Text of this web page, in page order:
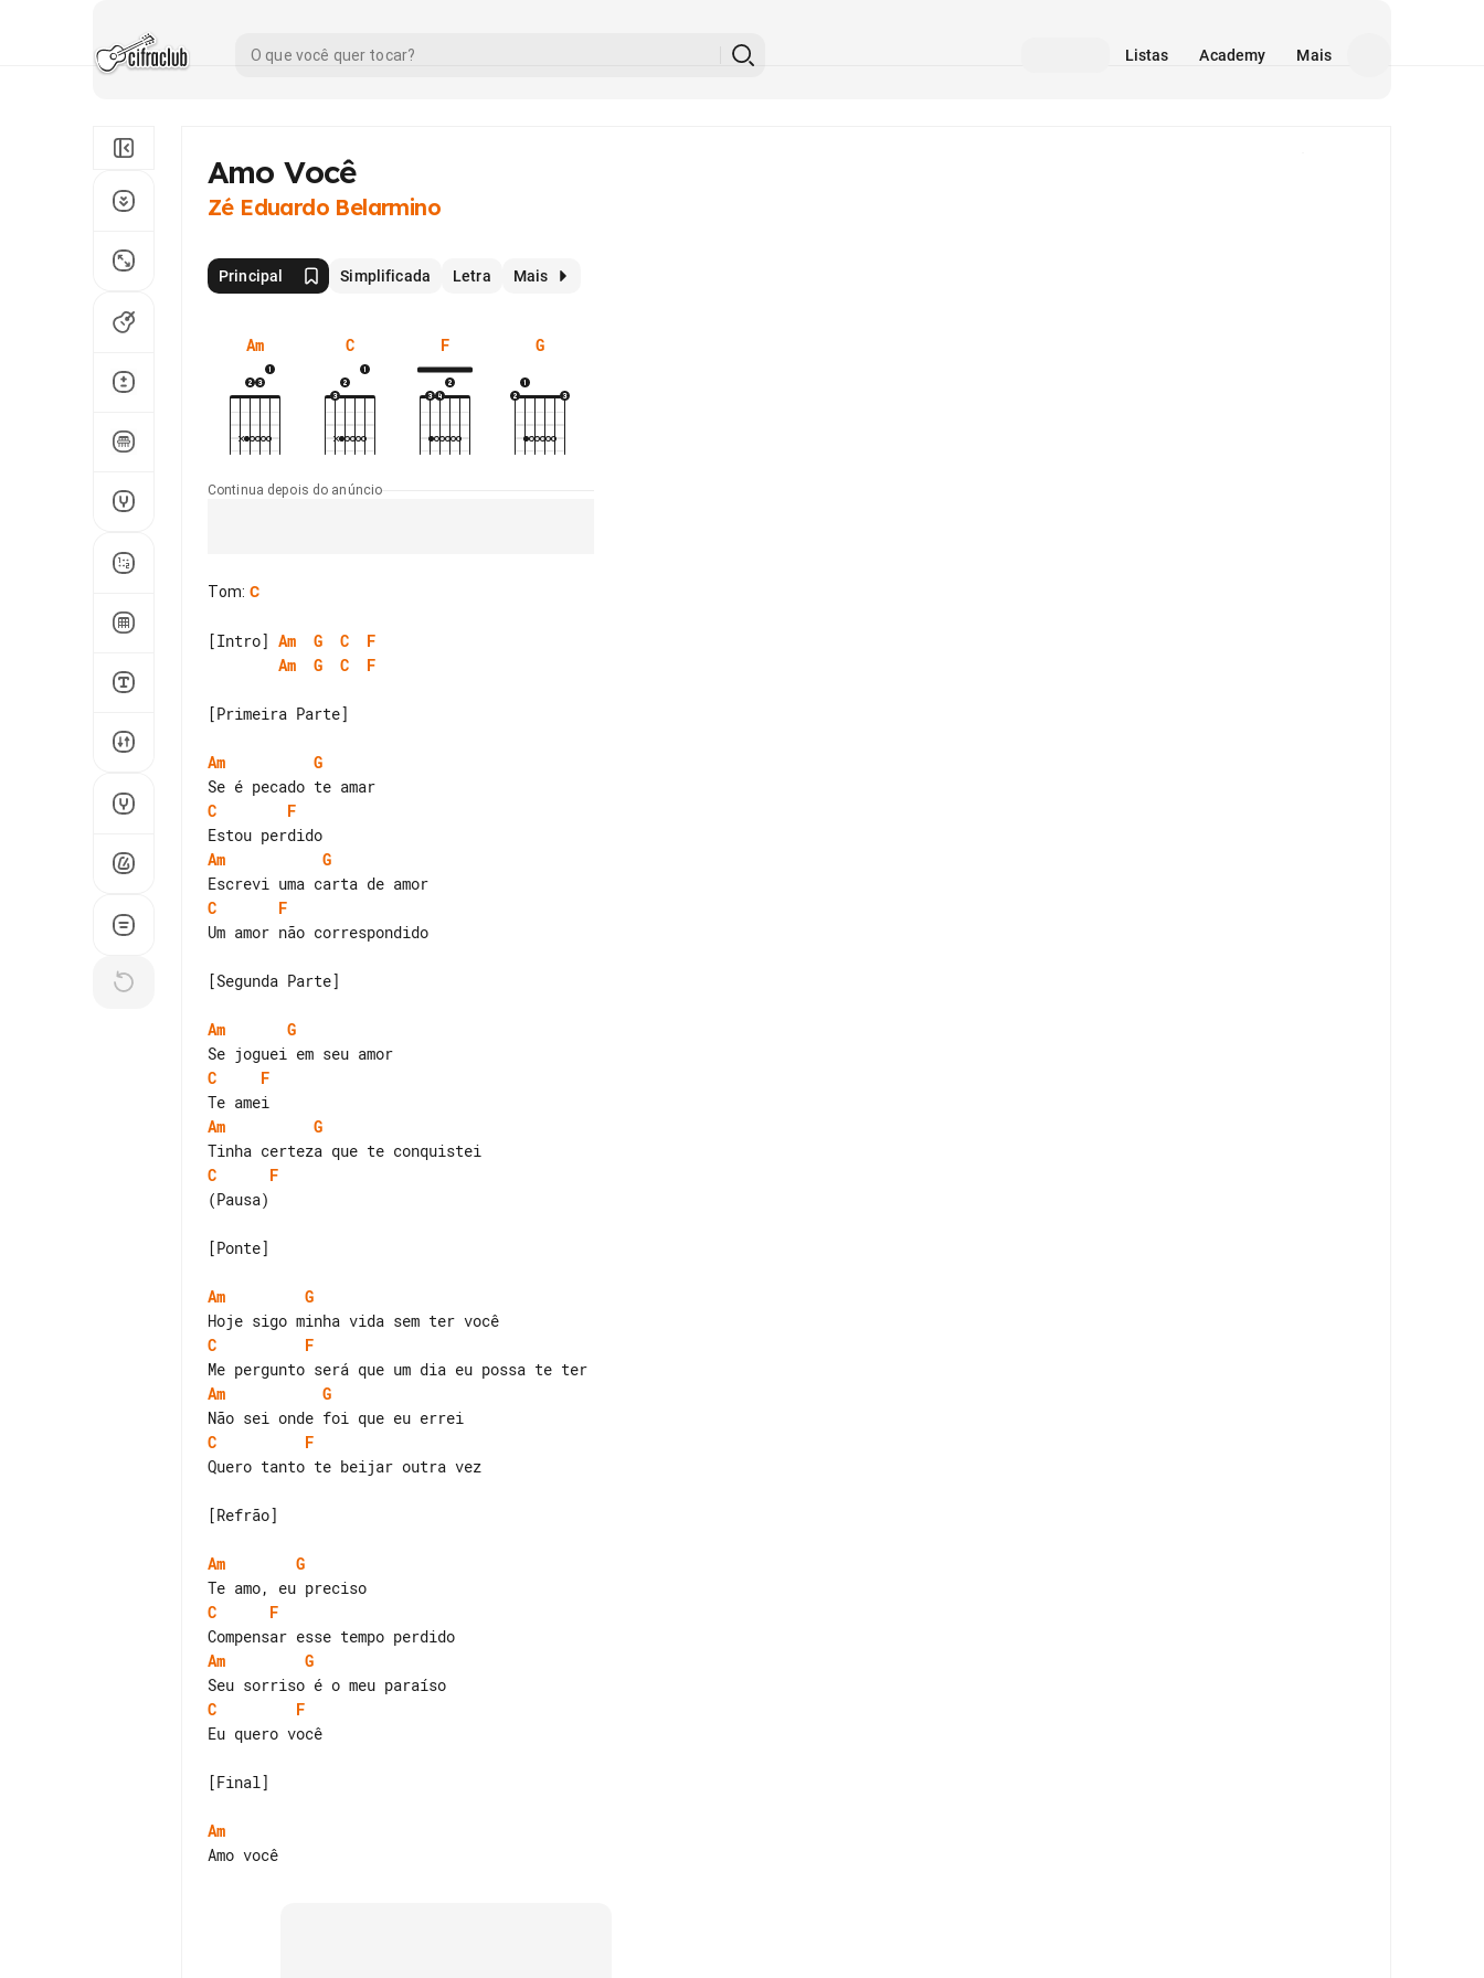
Listas Academy Mais
Amo Você
Zé Eduardo Belarmino
Principal Simplificada Letra Mais
Am C F G
Continua depois do anúncio
Tom: C
[Intro] Am G C
F
Am
G C F
[Primeira Parte]
Am
G
C
F
Am
G
C
F
Um amor não correspondido
[Segunda Parte]
Am
G
C
F
Am
G
C
F
(Pausa)
[Ponte]
Am
G
C
F
Am
G
C
F
Quero tanto te beijar outra vez
[Refrão]
Am
G
C
F
Am
G
C
F
Eu quero você
[Final]
Am